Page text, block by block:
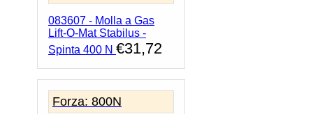
083607 - Molla a Gas
Lift-O-Mat Stabilus -
Spinta 400 N €31,72
Forza: 800N